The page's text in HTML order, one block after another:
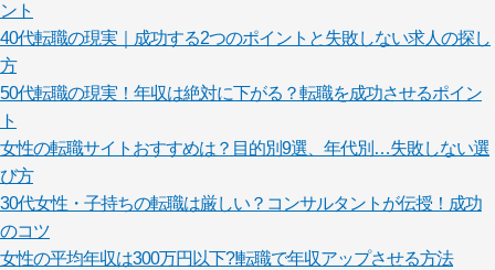
ント
40代転職の現実｜成功する2つのポイントと失敗しない求人の探し
方
50代転職の現実！年収は絶対に下がる？転職を成功させるポイン
ト
女性の転職サイトおすすめは？目的別9選、年代別…失敗しない選
び方
30代女性・子持ちの転職は厳しい？コンサルタントが伝授！成功
のコツ
女性の平均年収は300万円以下?!転職で年収アップさせる方法